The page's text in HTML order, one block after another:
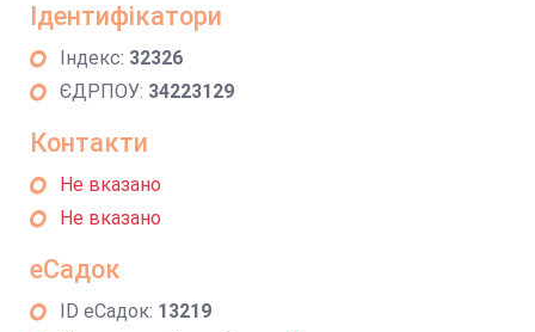
Ідентифікатори
Індекс: 32326
ЄДРПОУ: 34223129
Контакти
Не вказано
Не вказано
еСадок
ID еСадок: 13219